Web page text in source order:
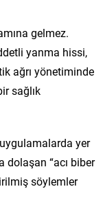
gelmez.
yanma hissi,
ağrı yönetiminde
sağlık
uygulamalarda yer
“acı biber
söylemler